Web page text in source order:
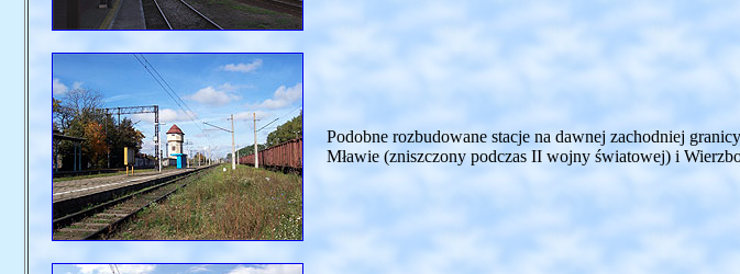
Podobne rozbudowane stacje na dawnej zachodniej
Mławie (zniszczony podczas II wojny światowej) i